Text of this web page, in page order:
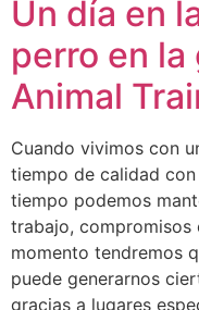
Un día en
perro en
Animal
Cuando vivimos con
tiempo de calidad
tiempo podemos
trabajo, compromisos
momento tendremos
puede generarnos
gracias a lugares